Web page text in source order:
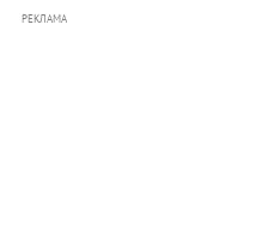
РЕКЛАМА